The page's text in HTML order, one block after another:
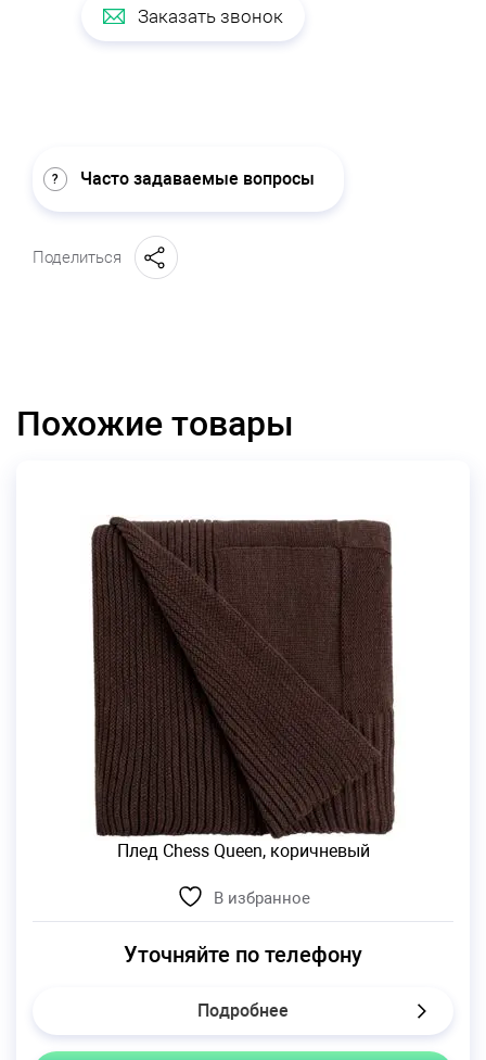
Заказать звонок
Часто задаваемые вопросы
Поделиться
Похожие товары
Плед Chess Queen, коричневый
В избранное
Уточняйте по телефону
Подробнее